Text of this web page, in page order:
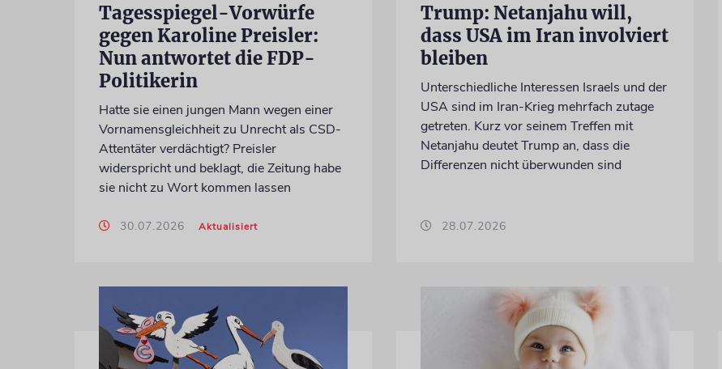
Tagesspiegel-Vorwürfe
gegen Karoline Preisler:
Nun antwortet die FDP-
Politikerin
Hatte sie einen jungen Mann wegen einer
Vornamensgleichheit zu Unrecht als CSD-
Attentäter verdächtigt? Preisler
widerspricht und beklagt, die Zeitung habe
sie nicht zu Wort kommen lassen
30.07.2026 Aktualisiert
Trump: Netanjahu will,
dass USA im Iran involviert
bleiben
Unterschiedliche Interessen Israels und der
USA sind im Iran-Krieg mehrfach zutage
getreten. Kurz vor seinem Treffen mit
Netanjahu deutet Trump an, dass die
Differenzen nicht überwunden sind
28.07.2026